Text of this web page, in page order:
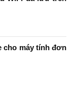
cho máy tính đơn